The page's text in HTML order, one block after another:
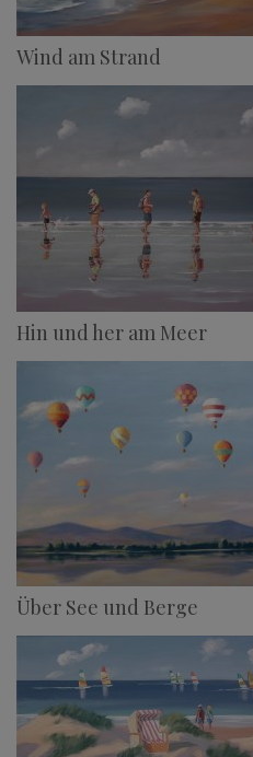
Wind am Strand
Hin und her am Meer
Über See und Berge